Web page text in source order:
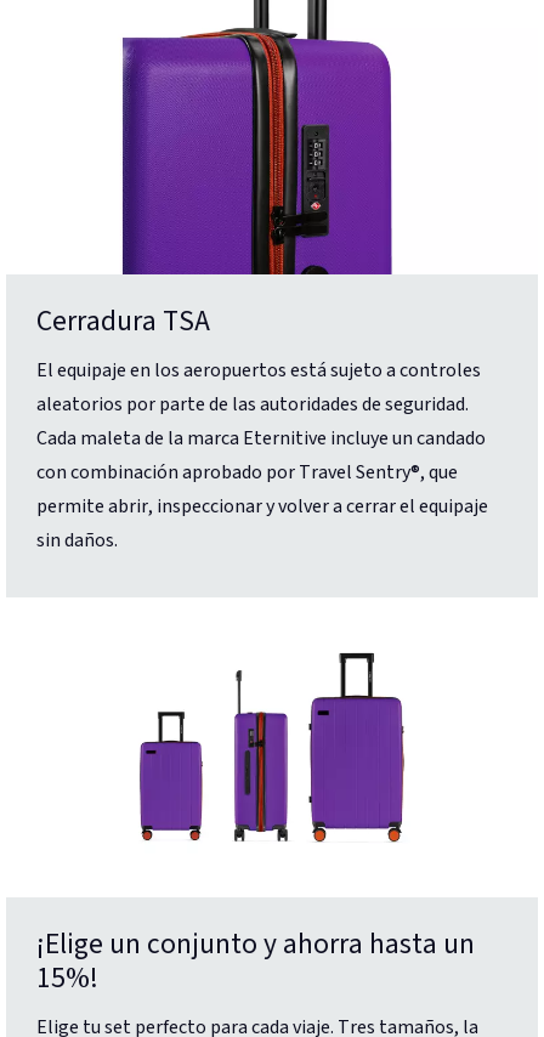
Cerradura TSA
El equipaje en los aeropuertos está sujeto a controles
aleatorios por parte de las autoridades de seguridad.
Cada maleta de la marca Eternitive incluye un candado
con combinación aprobado por Travel Sentry®, que
permite abrir, inspeccionar y volver a cerrar el equipaje
sin daños.
¡Elige un conjunto y ahorra hasta un
15%!
Elige tu set perfecto para cada viaje. Tres tamaños, la